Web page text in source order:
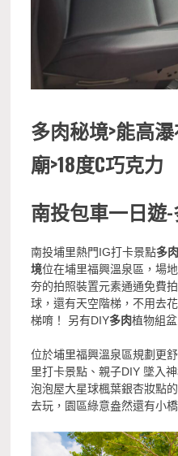
多肉秘境>能高
廟>18度C巧克力
南投包車一日遊
南投埔里熱門IG打卡景點多
境位在埔里福興溫泉區，場
夯的拍照裝置元素通通免費
球，還有天空階梯，不用去
梯唷！ 另有DIY多肉植物組
位於埔里福興溫泉區規劃更
里打卡景點、親子DIY 墜入
泡泡屋大星球楓葉銀杏妝點
去玩，園區綠意盎然還有小